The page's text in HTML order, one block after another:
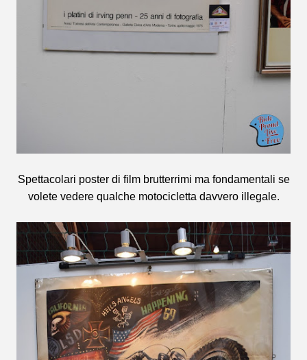
Spettacolari poster di film brutterrimi ma fondamentali se
volete vedere qualche motocicletta davvero illegale.